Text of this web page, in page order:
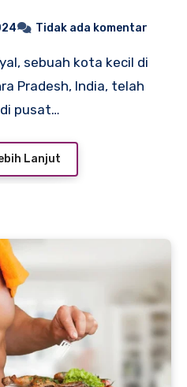
Terpercaya
Tidak ada komentar
Pradesh, India, telah
pusat…
Lanjut